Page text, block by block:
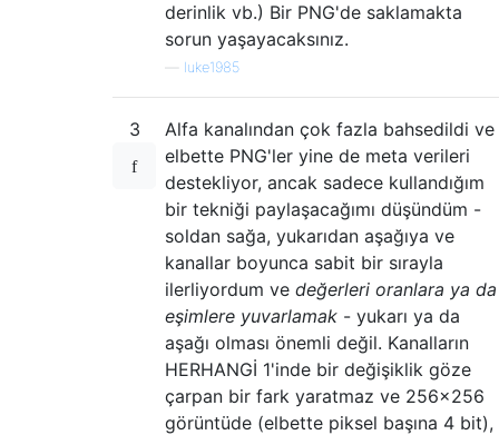
derinlik vb.) Bir PNG'de saklamakta
sorun yaşayacaksınız.
luke1985
3
Alfa kanalından çok fazla bahsedildi ve
elbette PNG'ler yine de meta verileri
destekliyor, ancak sadece kullandığım
bir tekniği paylaşacağımı düşündüm -
soldan sağa, yukarıdan aşağıya ve
kanallar boyunca sabit bir sırayla
ilerliyordum ve değerleri oranlara ya da
eşimlere yuvarlamak - yukarı ya da
aşağı olması önemli değil. Kanalların
HERHANGİ 1'inde bir değişiklik göze
çarpan bir fark yaratmaz ve 256x256
görüntüde (elbette piksel başına 4 bit),